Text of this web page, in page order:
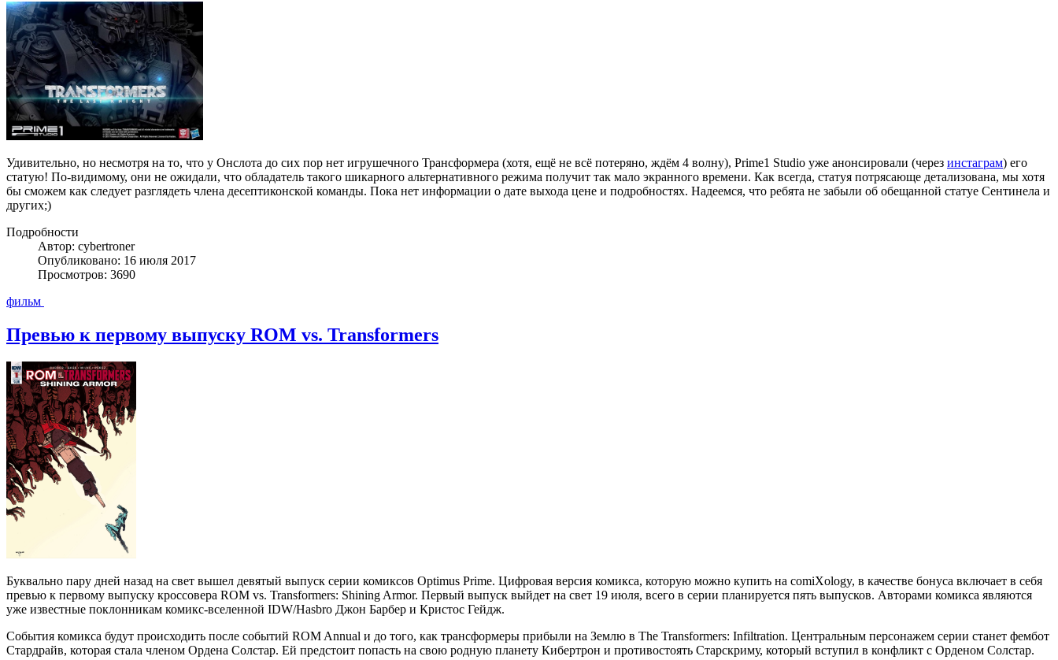
Удивительно, но несмотря на то, что у Онслота до сих пор нет игрушечного Трансформера (хотя, ещё не всё потеряно, ждём 4 волну), Prime1 Studio уже анонсировали (через инстаграм) его
статую! По-видимому, они не ожидали, что обладатель такого шикарного альтернативного режима получит так мало экранного времени. Как всегда, статуя потрясающе детализована, мы хотя
бы сможем как следует разглядеть члена десептиконской команды. Пока нет информации о дате выхода цене и подробностях. Надеемся, что ребята не забыли об обещанной статуе Сентинела и
других;)
Подробности
Автор: cybertroner
Опубликовано: 16 июля 2017
Просмотров: 3690
фильм
Превью к первому выпуску ROM vs. Transformers
Буквально пару дней назад на свет вышел девятый выпуск серии комиксов Optimus Prime. Цифровая версия комикса, которую можно купить на comiXology, в качестве бонуса включает в себя
превью к первому выпуску кроссовера ROM vs. Transformers: Shining Armor. Первый выпуск выйдет на свет 19 июля, всего в серии планируется пять выпусков. Авторами комикса являются
уже известные поклонникам комикс-вселеннoй IDW/Hasbro Джон Барбер и Кристос Гейдж.
События комикса будут происходить после событий ROM Annual и до того, как трансформеры прибыли на Землю в The Transformers: Infiltration. Центральным персонажем серии станет фембот
Стардрайв, которая стала членом Ордена Солстар. Ей предстоит попасть на свою родную планету Кибертрон и противостоять Старскриму, который вступил в конфликт с Орденом Солстар.